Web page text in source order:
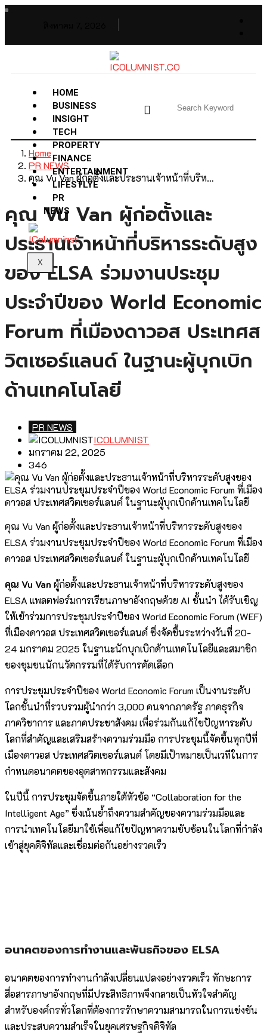
HOME
BUSINESS
INSIGHT
TECH
PROPERTY
FINANCE
ENTERTAINMENT
LIFESTLYE
PR
NEWS
X
Home
PR NEWS
คุณ Vu Van ผู้ก่อตั้งและประธานเจ้าหน้าที่บริห…
คุณ Vu Van ผู้ก่อตั้งและ
ประธานเจ้าหน้าที่บริหารระดับสูง
ของ ELSA ร่วมงานประชุม
ประจำปีของ World Economic
Forum ที่เมืองดาวอส ประเทศส
วิตเซอร์แลนด์ ในฐานะผู้บุกเบิก
ด้านเทคโนโลยี
PR NEWS
ICOLUMNIST
มกราคม 22, 2025
346
คุณ Vu Van ผู้ก่อตั้งและประธานเจ้าหน้าที่บริหารระดับสูงของ
ELSA ร่วมงานประชุมประจำปีของ World Economic Forum ที่เมือง
ดาวอส ประเทศสวิตเซอร์แลนด์ ในฐานะผู้บุกเบิกด้านเทคโนโลยี
คุณ Vu Van ผู้ก่อตั้งและประธานเจ้าหน้าที่บริหารระดับสูงของ
ELSA แพลตฟอร์มการเรียนภาษาอังกฤษด้วย AI ชั้นนำ ได้รับเชิญ
ให้เข้าร่วมการประชุมประจำปีของ World Economic Forum (WEF)
ที่เมืองดาวอส ประเทศสวิตเซอร์แลนด์ ซึ่งจัดขึ้นระหว่างวันที่ 20-
24 มกราคม 2025 ในฐานะนักบุกเบิกด้านเทคโนโลยีและสมาชิก
ของชุมชนนักนวัตกรรมที่ได้รับการคัดเลือก
การประชุมประจำปีของ World Economic Forum เป็นงานระดับ
โลกชั้นนำที่รวบรวมผู้นำกว่า 3,000 คนจากภาครัฐ ภาคธุรกิจ
ภาควิชาการ และภาคประชาสังคม เพื่อร่วมกันแก้ไขปัญหาระดับ
โลกที่สำคัญและเสริมสร้างความร่วมมือ การประชุมนี้จัดขึ้นทุกปีที่
เมืองดาวอส ประเทศสวิตเซอร์แลนด์ โดยมีเป้าหมายเป็นเวทีในการ
กำหนดอนาคตของอุตสาหกรรมและสังคม
ในปีนี้ การประชุมจัดขึ้นภายใต้หัวข้อ “Collaboration for the
Intelligent Age” ซึ่งเน้นย้ำถึงความสำคัญของความร่วมมือและ
การนำเทคโนโลยีมาใช้เพื่อแก้ไขปัญหาความซับซ้อนในโลกที่กำลัง
เข้าสู่ยุคดิจิทัลและเชื่อมต่อกันอย่างรวดเร็ว
อนาคตของการทำงานและพันธกิจของ ELSA
อนาคตของการทำงานกำลังเปลี่ยนแปลงอย่างรวดเร็ว ทักษะการ
สื่อสารภาษาอังกฤษที่มีประสิทธิภาพจึงกลายเป็นหัวใจสำคัญ
สำหรับองค์กรทั่วโลกที่ต้องการรักษาความสามารถในการแข่งขัน
และประสบความสำเร็จในยุคเศรษฐกิจดิจิทัล